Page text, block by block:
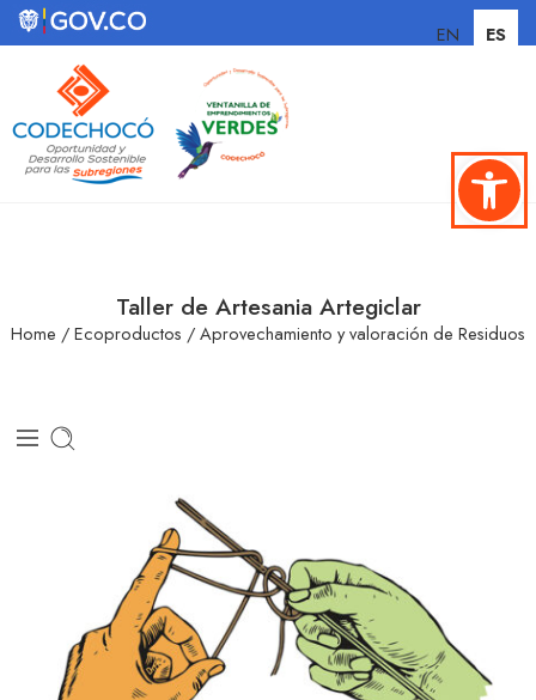
Abrir
Taller de Artesania Artegiclar
Home /Ecoproductos /Aprovechamiento y valoración de Residuos
EN ES